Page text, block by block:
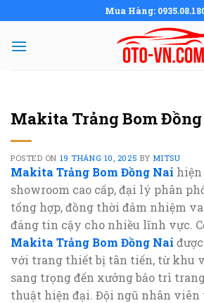
to
content
Mua Hàng:
Makita Trảng Bom
POSTED ON 19 THÁNG 10, 2025 BY MITSU
Makita Trảng Bom Đồng Nai
showroom cao cấp, đại lý phân
tổng hợp, đồng thời đảm nhiệm
đáng tin cậy cho nhiều lĩnh vực.
Makita Trảng Bom Đồng Nai
với trang thiết bị tân tiến, từ khu
sang trọng đến xưởng bảo trì
thuật hiện đại. Đội ngũ nhân viên